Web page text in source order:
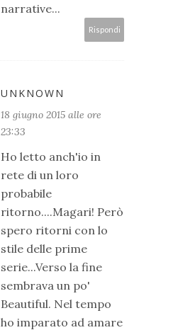
narrative...
Rispondi
UNKNOWN
18 giugno 2015 alle ore
23:33
Ho letto anch'io in
rete di un loro
probabile
ritorno....Magari! Però
spero ritorni con lo
stile delle prime
serie...Verso la fine
sembrava un po'
Beautiful. Nel tempo
ho imparato ad amare